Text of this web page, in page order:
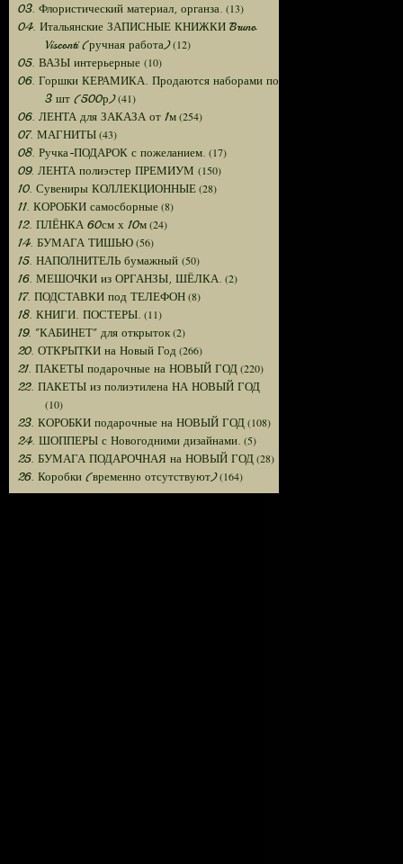
03. Флористический материал, органза. (13)
04. Итальянские ЗАПИСНЫЕ КНИЖКИ Bruno
Visconti (ручная работа)(12)
05. ВАЗЫ интерьерные (10)
06. Горшки КЕРАМИКА. Продаются наборами по
3 шт (500р)(41)
06. ЛЕНТА для ЗАКАЗА от 1м(254)
07. МАГНИТЫ(43)
08. Ручка-ПОДАРОК с пожеланием. (17)
09. ЛЕНТА полиэстер ПРЕМИУМ (150)
10. Сувениры КОЛЛЕКЦИОННЫЕ(28)
11. КОРОБКИ самосборные(8)
12. ПЛЁНКА 60см х 10м(24)
14. БУМАГА ТИШЬЮ(56)
15. НАПОЛНИТЕЛЬ бумажный (50)
16. МЕШОЧКИ из ОРГАНЗЫ, ШЁЛКА. (2)
17. ПОДСТАВКИ под ТЕЛЕФОН(8)
18. КНИГИ. ПОСТЕРЫ. (11)
19. "КАБИНЕТ" для открыток(2)
20. ОТКРЫТКИ на Новый Год (266)
21. ПАКЕТЫ подарочные на НОВЫЙ ГОД(220)
22. ПАКЕТЫ из полиэтилена НА НОВЫЙ ГОД
(10)
23. КОРОБКИ подарочные на НОВЫЙ ГОД(108)
24. ШОППЕРЫ с Новогодними дизайнами. (5)
25. БУМАГА ПОДАРОЧНАЯ на НОВЫЙ ГОД(28)
26. Коробки (временно отсутствуют)(164)